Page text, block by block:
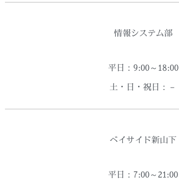
情報システム部
平日：9:00～18:00
土・日・祝日：－
ベイサイド新山下
平日：7:00～21:00